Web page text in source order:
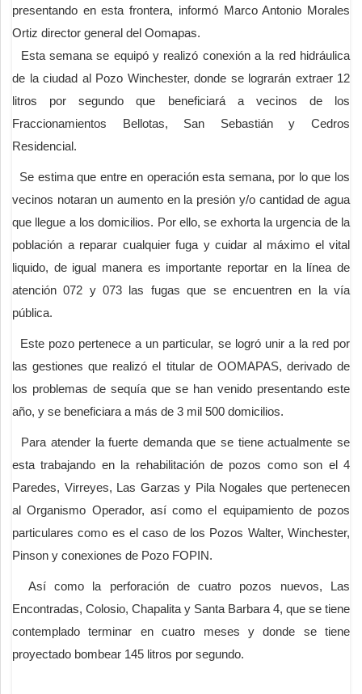
presentando en esta frontera, informó Marco Antonio Morales
Ortiz director general del Oomapas.
Esta semana se equipó y realizó conexión a la red hidráulica
de la ciudad al Pozo Winchester, donde se lograrán extraer 12
litros por segundo que beneficiará a vecinos de los
Fraccionamientos Bellotas, San Sebastián y Cedros
Residencial.
Se estima que entre en operación esta semana, por lo que los
vecinos notaran un aumento en la presión y/o cantidad de agua
que llegue a los domicilios. Por ello, se exhorta la urgencia de la
población a reparar cualquier fuga y cuidar al máximo el vital
liquido, de igual manera es importante reportar en la línea de
atención 072 y 073 las fugas que se encuentren en la vía
pública.
Este pozo pertenece a un particular, se logró unir a la red por
las gestiones que realizó el titular de OOMAPAS, derivado de
los problemas de sequía que se han venido presentando este
año, y se beneficiara a más de 3 mil 500 domicilios.
Para atender la fuerte demanda que se tiene actualmente se
esta trabajando en la rehabilitación de pozos como son el 4
Paredes, Virreyes, Las Garzas y Pila Nogales que pertenecen
al Organismo Operador, así como el equipamiento de pozos
particulares como es el caso de los Pozos Walter, Winchester,
Pinson y conexiones de Pozo FOPIN.
Así como la perforación de cuatro pozos nuevos, Las
Encontradas, Colosio, Chapalita y Santa Barbara 4, que se tiene
contemplado terminar en cuatro meses y donde se tiene
proyectado bombear 145 litros por segundo.